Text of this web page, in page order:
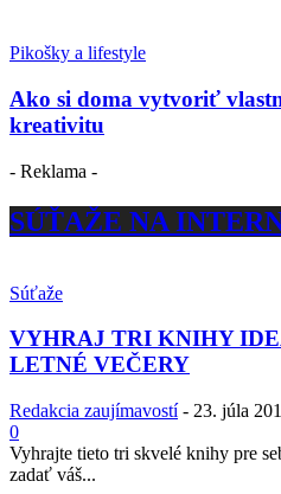
Pikošky a lifestyle
Ako si doma vytvoriť
kreativitu
- Reklama -
SÚŤAŽE NA
Súťaže
VYHRAJ TRI KNIHY
LETNÉ VEČERY
Redakcia zaujímavostí - 23. júla
0
Vyhrajte tieto tri skvelé knihy pre
zadať váš...